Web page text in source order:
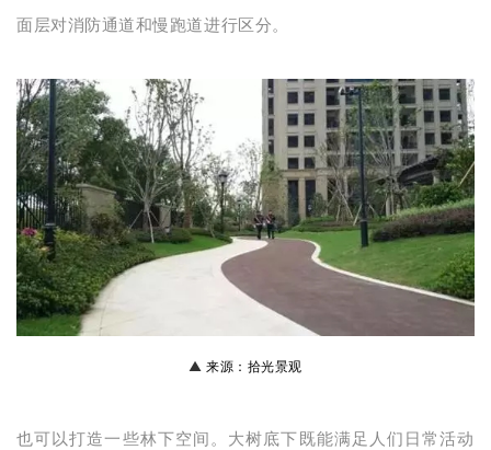
面层对消防通道和慢跑道进行区分。
▲来源：拾光景观
也可以打造一些林下空间。大树底下既能满足人们日常活动